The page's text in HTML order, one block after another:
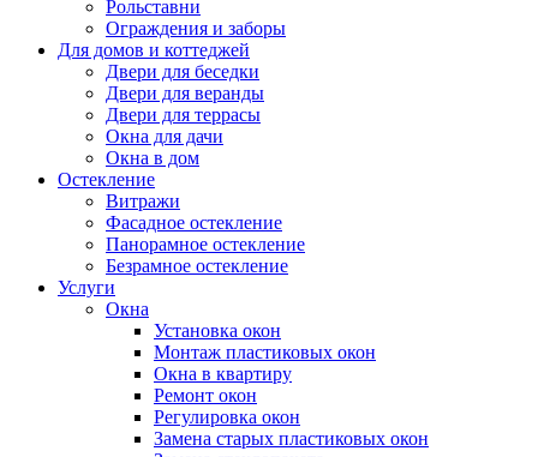
Рольставни
Ограждения и заборы
Для домов и коттеджей
Двери для беседки
Двери для веранды
Двери для террасы
Окна для дачи
Окна в дом
Остекление
Витражи
Фасадное остекление
Панорамное остекление
Безрамное остекление
Услуги
Окна
Установка окон
Монтаж пластиковых окон
Окна в квартиру
Ремонт окон
Регулировка окон
Замена старых пластиковых окон